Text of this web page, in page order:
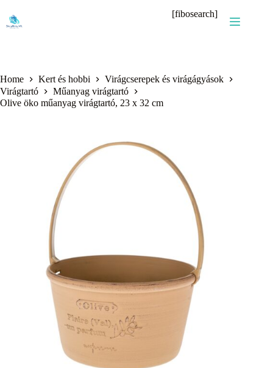
content
[fibosearch]
Home Kert és hobbi
Virágcserepek és virágágyások
Virágtartó
Műanyag virágtartó
Olive öko műanyag virágtartó, 23 x 32 cm